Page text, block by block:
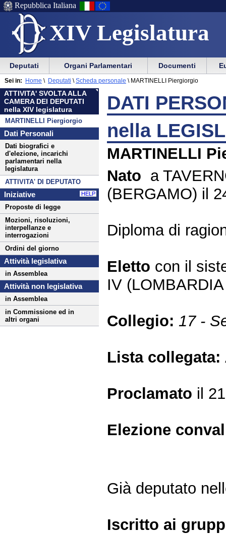
XIV Legislatura
Menu
di
ausilio
alla
navigazione
Vai
Menu
di
navigazione
principale
Repubblica Italiana
Menu
di
navigazione
principale
Vai
menu
di
sezione
Deputati Organi Parlamentari Documenti
ATTIVITA' SVOLTA ALLA
CAMERA DEI DEPUTATI
nella XIV legislatura
MARTINELLI Piergiorgio
Dati Personali
Dati biografici e
d'elezione, incarichi
parlamentari nella
legislatura
ATTIVITA' DI DEPUTATO
Iniziative HELP
Proposte di legge
Mozioni, risoluzioni,
interpellanze e
interrogazioni
Ordini del giorno
Attività legislativa
in Assemblea
Attività non legislativa
in Assemblea
in Commissione ed in
altri organi
Sei in: Home \ Deputati \ Scheda personale \ MARTINELLI Piergiorgio
DATI
nella
MARTINELLI
Nato a
(BERGAMO) il
Diploma di
Eletto con il
IV
Collegio: 17 -
Lista collegata:
Proclamato il
Elezione
Già deputato
Iscritto ai